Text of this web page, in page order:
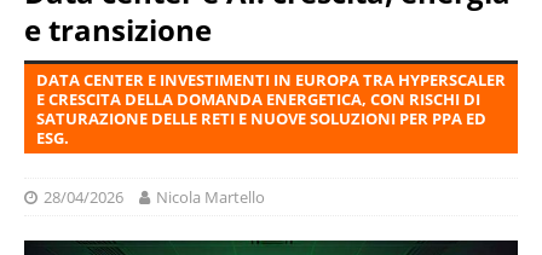
e transizione
DATA CENTER E INVESTIMENTI IN EUROPA TRA HYPERSCALER
E CRESCITA DELLA DOMANDA ENERGETICA, CON RISCHI DI
SATURAZIONE DELLE RETI E NUOVE SOLUZIONI PER PPA ED
ESG.
28/04/2026 Nicola Martello